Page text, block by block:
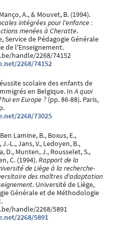
A., & Mouvet, B. (1994).
intégrées pour l'enfance :
menées à Cheratte.
Service de Pédagogie Générale
de l'Enseignement.
handle/2268/74152
2268/74152
scolaire des enfants de
en Belgique. InA quoi
en Europe ? (pp. 86-88). Paris,
2268/73025
Lamine, B., Boxus, E.,
L., Jans, V., Ledoyen, B.,
D., Munten, J., Rousselet, S.,
C. (1994).Rapport de la
de Liège à la recherche-
des maîtres d'adaptation
. Université de Liège,
Générale et de Méthodologie
handle/2268/5891
2268/5891